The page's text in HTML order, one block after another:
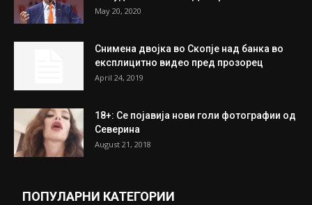
May 20, 2020
Снимена двојка во Скопје над банка во
експлицитно видео пред прозорец
April 24, 2019
18+: Се појавија нови голи фотографии од
Северина
August 21, 2018
ПОПУЛАРНИ КАТЕГОРИИ